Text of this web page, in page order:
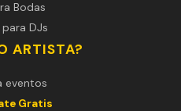
Bodas
DJs
ARTISTA?
eventos
Gratis